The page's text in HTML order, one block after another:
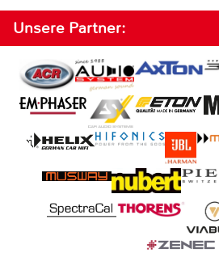
Unsere Partner: